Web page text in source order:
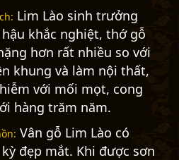
Lim Lào sinh trưởng
khắc nghiệt, thớ gỗ
hơn rất nhiều so với
khung và làm nội thất,
với mối mọt, cong
hàng trăm năm.
Vân gỗ Lim Lào có
đẹp mắt. Khi được sơn